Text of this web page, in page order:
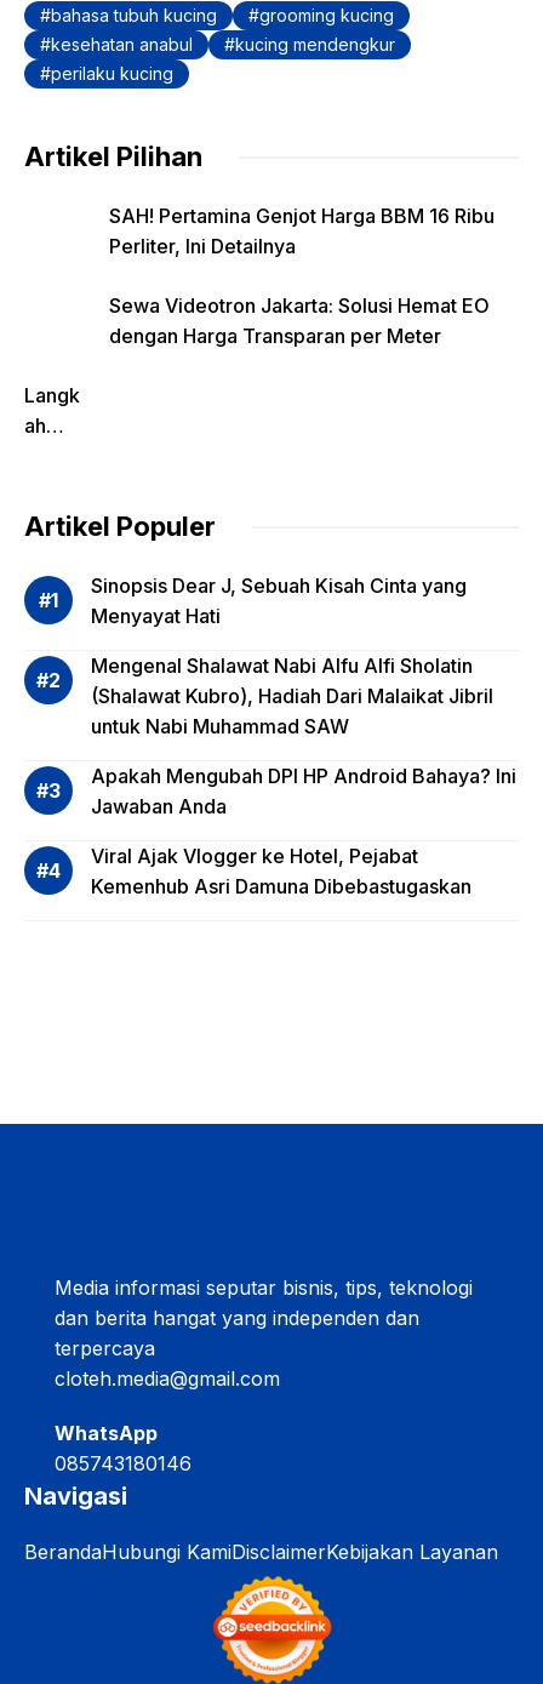
k
bahasa tubuh kucing
grooming kucing
kesehatan anabul
kucing mendengkur
perilaku kucing
Artikel Pilihan
SAH! Pertamina Genjot Harga BBM 16 Ribu
Perliter, Ini Detailnya
Sewa Videotron Jakarta: Solusi Hemat EO
dengan Harga Transparan per Meter
Langk
ah
dalam
si
Risiko
asi
Reksa
Saja?
Artikel Populer
Sinopsis Dear J, Sebuah Kisah Cinta yang
Menyayat Hati
Mengenal Shalawat Nabi Alfu Alfi Sholatin
(Shalawat Kubro), Hadiah Dari Malaikat Jibril
untuk Nabi Muhammad SAW
Apakah Mengubah DPI HP Android Bahaya? Ini
Jawaban Anda
Viral Ajak Vlogger ke Hotel, Pejabat
Kemenhub Asri Damuna Dibebastugaskan
Media informasi seputar bisnis, tips, teknologi
dan berita hangat yang independen dan
terpercaya
cloteh.media@gmail.com
WhatsApp
085743180146
Navigasi
BerandaHubungi KamiDisclaimerKebijakan Layanan